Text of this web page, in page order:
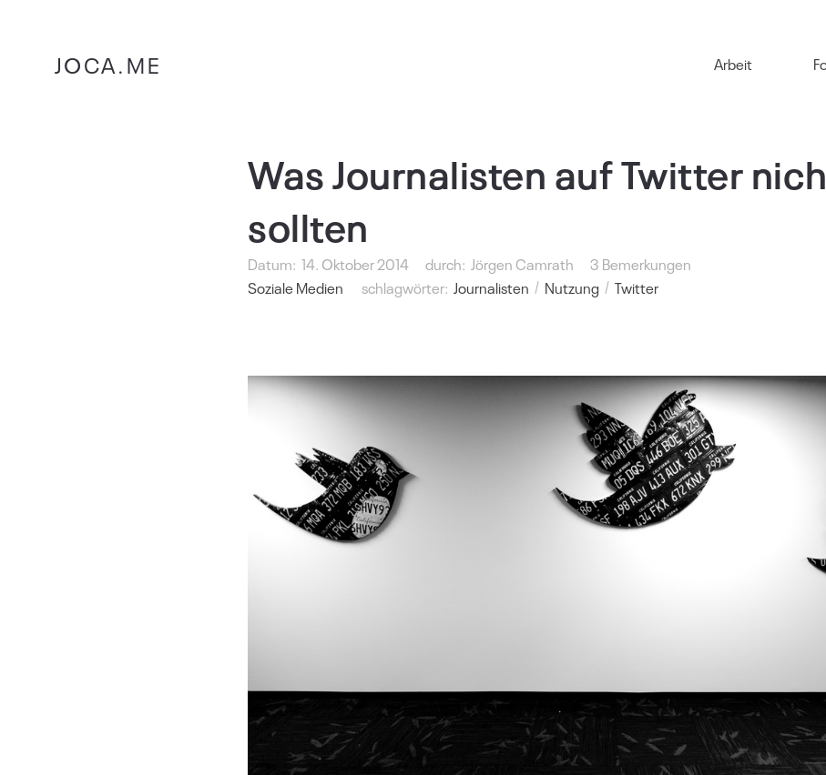
JOCA.ME Arbeit
Was Journalisten auf Twitter
sollten
Datum: 14. Oktober 2014 durch: Jörgen Camrath
3 Bemerkungen
Soziale Medien
schlagwörter: Journalisten Nutzung Twitter